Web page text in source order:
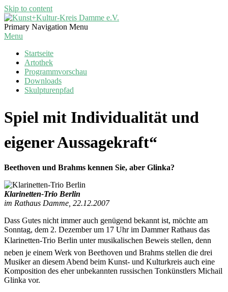
Skip to content
Kunst+Kultur-
Kreis
Primary Navigation Menu
Menu
Startseite
Artothek
Programmvorschau
Downloads
Skulpturenpfad
Spiel mit Individualität und
eigener Aussagekraft“
Beethoven und Brahms kennen Sie, aber Glinka?
Klarinetten-Trio Berlin
im Rathaus Damme, 22.12.2007
Dass Gutes nicht immer auch genügend bekannt ist, möchte am
Sonntag, dem 2. Dezember um 17 Uhr im Dammer Rathaus das
Klarinetten-Trio Berlin unter musikalischen Beweis stellen, denn
neben je einem Werk von Beethoven und Brahms stellen die drei
Musiker an diesem Abend beim Kunst- und Kulturkreis auch eine
Komposition des eher unbekannten russischen Tonkünstlers Michail
Glinka vor.